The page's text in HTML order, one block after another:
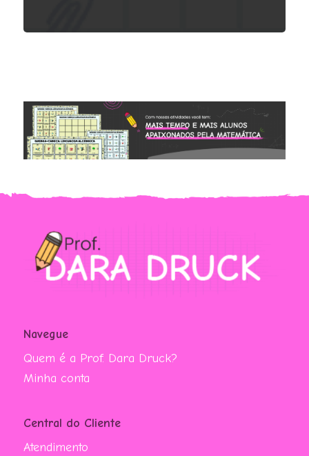
Navegue
Quem é a Prof. Dara Druck?
Minha conta
Central do Cliente
Atendimento